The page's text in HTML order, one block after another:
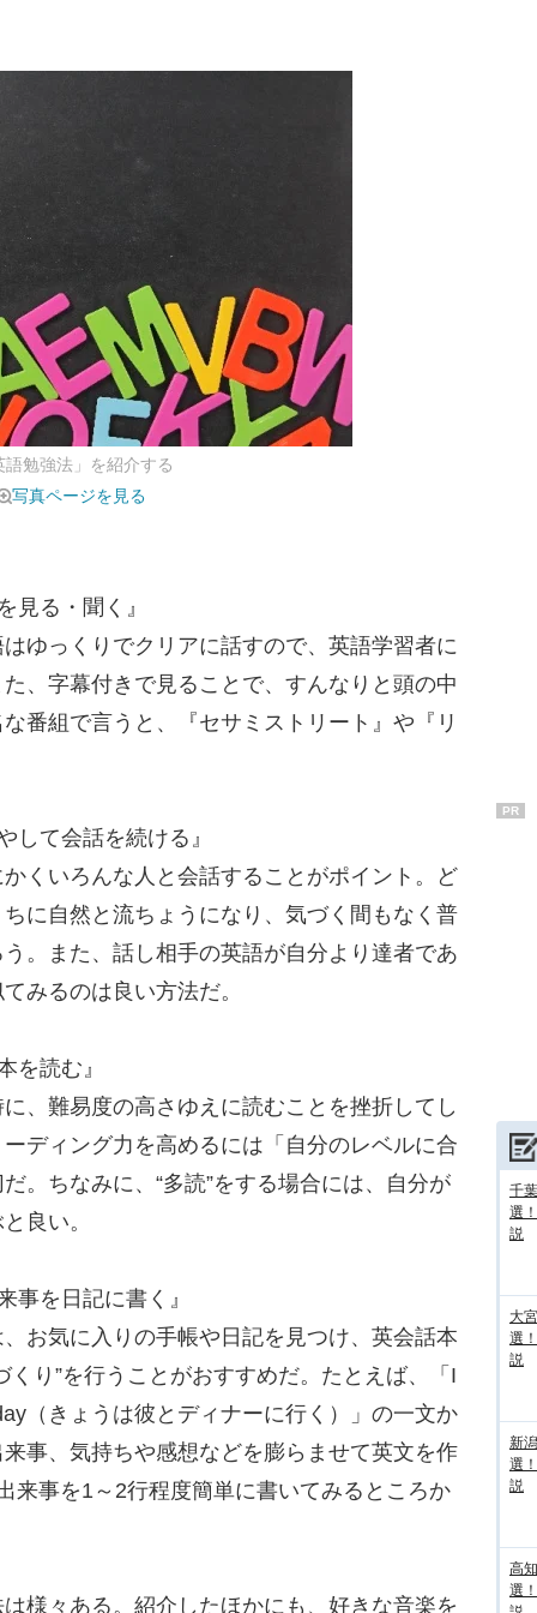
勉強法」を紹介する
写真ページを見る
見る・聞く』
ゆっくりでクリアに話すので、英語学習者に
、字幕付きで見ることで、すんなりと頭の中
番組で言うと、『セサミストリート』や『リ
して会話を続ける』
くいろんな人と会話することがポイント。ど
に自然と流ちょうになり、気づく間もなく普
。また、話し相手の英語が自分より達者であ
みるのは良い方法だ。
を読む』
、難易度の高さゆえに読むことを挫折してし
ディング力を高めるには「自分のレベルに合
。ちなみに、“多読”をする場合には、自分が
良い。
事を日記に書く』
お気に入りの手帳や日記を見つけ、英会話本
くり”を行うことがおすすめだ。たとえば、「I
（きょうは彼とディナーに行く）」の一文か
事、気持ちや感想などを膨らませて英文を作
来事を1～2行程度簡単に書いてみるところか
様々ある。紹介したほかにも、好きな音楽を
PR
千
選
説
大
選
説
新
選
説
高
選